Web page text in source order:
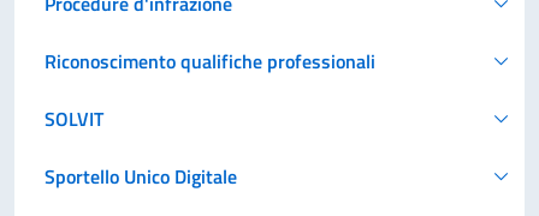
Riconoscimento qualifiche professionali
SOLVIT
Sportello Unico Digitale